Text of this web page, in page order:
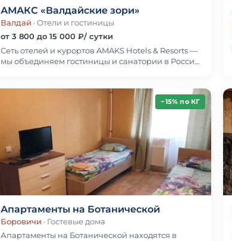
АМАКС «Валдайские зори»
Валдай · Отели и гостиницы
от 3 800 до 15 000 ₽/ сутки
Сеть отелей и курортов AMAKS Hotels & Resorts —
мы объединяем гостиницы и санатории в России
−15% по КГ
Апартаменты на Ботанической
Боровичи · Гостевые дома
Апартаменты на Ботанической находятся в